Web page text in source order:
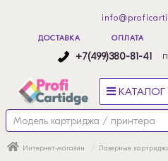
ДОСТАВКА ОПЛАТА
+7(499)380-81-41
КАТАЛОГ
Интернет-магазин Лазерные